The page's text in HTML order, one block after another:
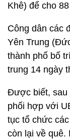
Khê) để cho
Công dân các
Yên Trung
thành phố bố
trung 14 ngày
Được biết, sau
phối hợp với
tục tổ chức
còn lại về quê.